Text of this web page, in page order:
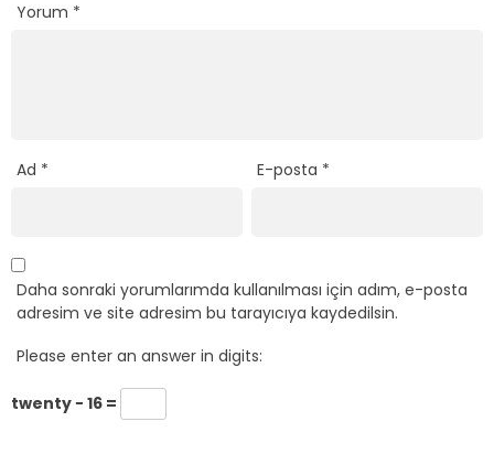
Yorum *
Ad * E-posta *
Daha sonraki yorumlarımda kullanılması için adım, e-posta
adresim ve site adresim bu tarayıcıya kaydedilsin.
Please enter an answer in digits:
twenty − 16 =